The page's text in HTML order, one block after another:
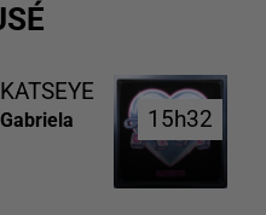
KATSEYE
Gabriela 15h32
15h32